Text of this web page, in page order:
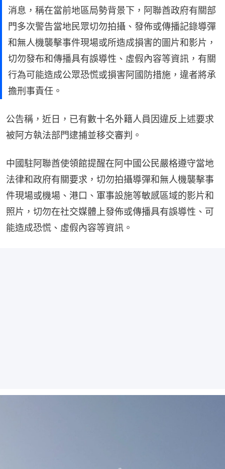
消息，稱在當前地區局勢背景下，阿聯酋政府有關部
門多次警告當地民眾切勿拍攝、發佈或傳播記錄導彈
和無人機襲擊事件現場或所造成損害的圖片和影片，
切勿發布和傳播具有誤導性、虛假內容等資訊，有關
行為可能造成公眾恐慌或損害阿國防措施，違者將承
擔刑事責任。
公告稱，近日，已有數十名外籍人員因違反上述要求
被阿方執法部門逮捕並移交審判。
中國駐阿聯酋使領館提醒在阿中國公民嚴格遵守當地
法律和政府有關要求，切勿拍攝導彈和無人機襲擊事
件現場或機場、港口、軍事設施等敏感區域的影片和
照片，切勿在社交媒體上發佈或傳播具有誤導性、可
能造成恐慌、虛假內容等資訊。